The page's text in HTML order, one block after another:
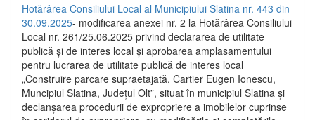
Hotărârea Consiliului Local al Municipiului Slatina nr. 443 din
30.09.2025- modificarea anexei nr. 2 la Hotărârea Consiliului
Local nr. 261/25.06.2025 privind declararea de utilitate
publică şi de interes local şi aprobarea amplasamentului
pentru lucrarea de utilitate publică de interes local
„Construire parcare supraetajată, Cartier Eugen Ionescu,
Muncipiul Slatina, Judeţul Olt”, situat în municipiul Slatina şi
declanşarea procedurii de expropriere a imobilelor cuprinse